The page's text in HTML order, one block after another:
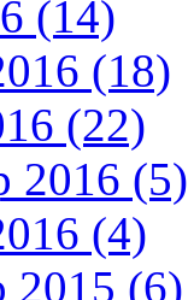
(14)
(18)
(22)
2016 (5)
(4)
2015 (6)